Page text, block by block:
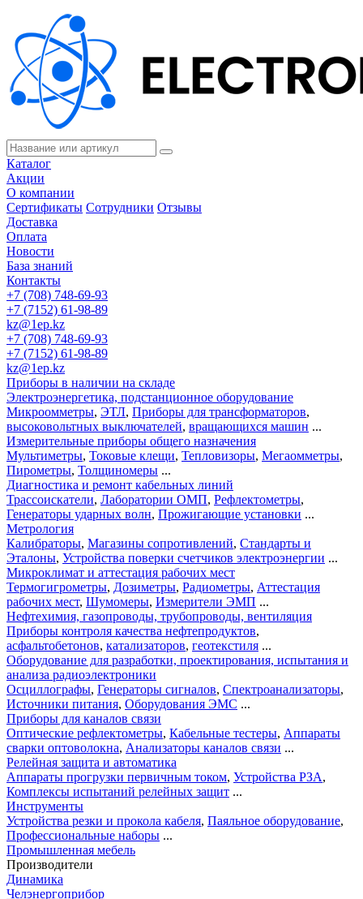
Каталог
Акции
О компании
Сертификаты Сотрудники Отзывы
Доставка
Оплата
Новости
База знаний
Контакты
+7 (708) 748-69-93
+7 (7152) 61-98-89
kz@1ep.kz
+7 (708) 748-69-93
+7 (7152) 61-98-89
kz@1ep.kz
Приборы в наличии на складе
Электроэнергетика, подстанционное оборудование
Микроомметры, ЭТЛ, Приборы для трансформаторов,
высоковольтных выключателей, вращающихся машин ...
Измерительные приборы общего назначения
Мультиметры, Токовые клещи, Тепловизоры, Мегаомметры,
Пирометры, Толщиномеры ...
Диагностика и ремонт кабельных линий
Трассоискатели, Лаборатории ОМП, Рефлектометры,
Генераторы ударных волн, Прожигающие установки ...
Метрология
Калибраторы, Магазины сопротивлений, Стандарты и
Эталоны, Устройства поверки счетчиков электроэнергии ...
Микроклимат и аттестация рабочих мест
Термогигрометры, Дозиметры, Радиометры, Аттестация
рабочих мест, Шумомеры, Измерители ЭМП ...
Нефтехимия, газопроводы, трубопроводы, вентиляция
Приборы контроля качества нефтепродуктов,
асфальтобетонов, катализаторов, геотекстиля ...
Оборудование для разработки, проектирования, испытания и
анализа радиоэлектроники
Осциллографы, Генераторы сигналов, Спектроанализаторы,
Источники питания, Оборудования ЭМС ...
Приборы для каналов связи
Оптические рефлектометры, Кабельные тестеры, Аппараты
сварки оптоволокна, Анализаторы каналов связи ...
Релейная защита и автоматика
Аппараты прогрузки первичным током, Устройства РЗА,
Комплексы испытаний релейных защит ...
Инструменты
Устройства резки и прокола кабеля, Паяльное оборудование,
Профессиональные наборы ...
Промышленная мебель
Производители
Динамика
Челэнергоприбор